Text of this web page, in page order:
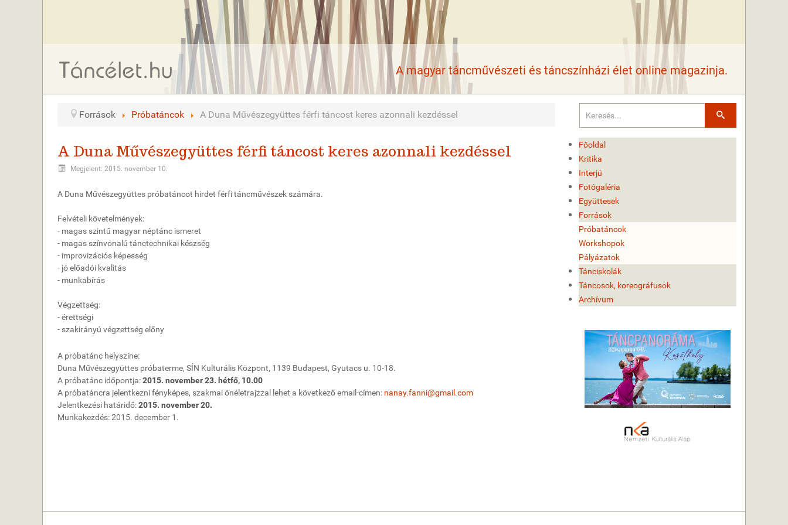
A magyar táncművészeti és táncszínházi élet online magazinja.
Források Próbatáncok A Duna Művészegyüttes férfi táncost keres azonnali kezdéssel
A Duna Művészegyüttes férfi táncost keres azonnali kezdéssel
Megjelent: 2015. november 10.
A Duna Művészegyüttes próbatáncot hirdet férfi táncművészek számára.
Felvételi követelmények:
- magas szintű magyar néptánc ismeret
- magas színvonalú tánctechnikai készség
- improvizációs képesség
- jó előadói kvalitás
- munkabírás
Végzettség:
- érettségi
- szakirányú végzettség előny
A próbatánc helyszíne:
Duna Művészegyüttes próbaterme, SÍN Kulturális Központ, 1139 Budapest, Gyutacs u. 10-18.
A próbatánc időpontja:2015. november 23. hétfő, 10.00
A próbatáncra jelentkezni fényképes, szakmai önéletrajzzal lehet a következő email-címen: nanay.fanni@gmail.com
Jelentkezési határidő:2015. november 20.
Munkakezdés: 2015. december 1.
Keresés
Főoldal
Kritika
Interjú
Fotógaléria
Együttesek
Források
Próbatáncok
Workshopok
Pályázatok
Tánciskolák
Táncosok, koreográfusok
Archívum